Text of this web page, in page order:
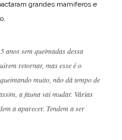
grandes mamíferos e
anos sem queimadas dessa
retornar, mas esse é o
muito, não dá tempo de
a fauna vai mudar. Várias
a aparecer. Tendem a ser